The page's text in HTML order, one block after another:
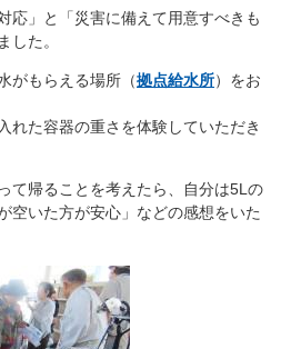
応」と「災害に備えて用意すべきも
した。
がもらえる場所（拠点給水所）をお
れた容器の重さを体験していただき
て帰ることを考えたら、自分は5Lの
空いた方が安心」などの感想をいた